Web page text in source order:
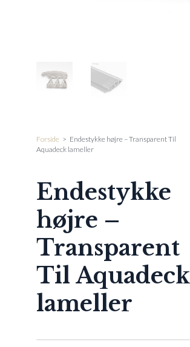
Forside > Endestykke højre – Transparent Til
Aquadeck lameller
Endestykke
højre –
Transparent
Til Aquadeck
lameller